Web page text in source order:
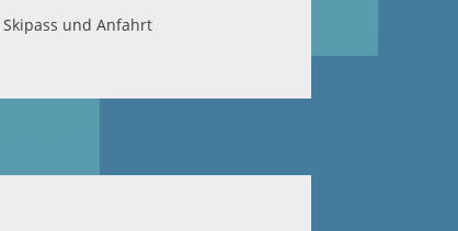
Skipass und Anfahrt